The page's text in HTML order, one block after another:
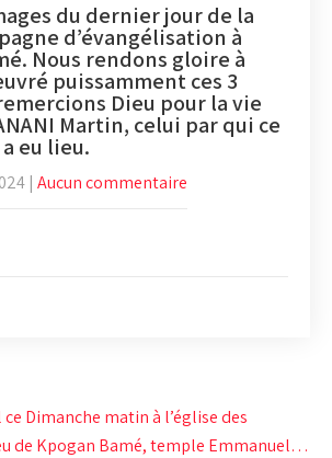
du dernier jour de la
d’évangélisation à
Nous rendons gloire à
puissamment ces 3
Dieu pour la vie
Martin, celui par qui ce
eu lieu.
| Aucun commentaire
Dimanche matin à l’église des
de Kpogan Bamé, temple Emmanuel…